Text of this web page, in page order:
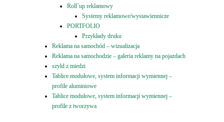
Roll`up reklamowy
Systemy reklamowe/wystawiennicze
PORTFOLIO
Przykłady druku
Reklama na samochód – wizualizacja
Reklama na samochodzie – galeria reklamy na pojazdach
szyld z miedzi
Tablice modułowe, system informacji wymiennej –
profile aluminiowe
Tablice modułowe, system informacji wymiennej –
profile z tworzywa